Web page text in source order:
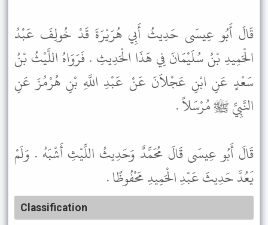
قَالَ أَبُو عِيسَى حَدِيثُ أَبِي هُرَيْرَةَ قَدْ خُولِفَ عَبْدُ
الْحَمِيدِ بْنُ سُلَيْمَانَ فِي هَذَا الْحَدِيثِ . فَرَوَاهُ اللَّيْثُ بْنُ
سَعْدٍ عَنِ ابْنِ عَجْلاَنَ عَنْ عَبْدِ اللَّهِ بْنِ هُرْمُزَ عَنِ
النَّبِيِّ ﷺ مُرْسَلاً .
قَالَ أَبُو عِيسَى قَالَ مُحَمَّدٌ وَحَدِيثُ اللَّيْثِ أَشْبَهُ . وَلَمْ
يَعُدَّ حَدِيثَ عَبْدِ الْحَمِيدِ مَحْفُوظًا .
Classification